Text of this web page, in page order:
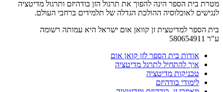
מטרת בית הספר הינה להפוך את תרגול הזן בודהיזם ותרגול מדיטציה
לנגישים לאוכלוסיה ההולכת הגדלה של תלמידים ברחבי העולם.
בית הספר למדיטצית זן קוואן אום ישראל היא עמותה רשומה
ע"ר 580654911
אודות בית הספר לזן קואן אום
איך להתחיל לתרגל מדיטציה
טכניקות מדיטציה
לימודי בודהיזם